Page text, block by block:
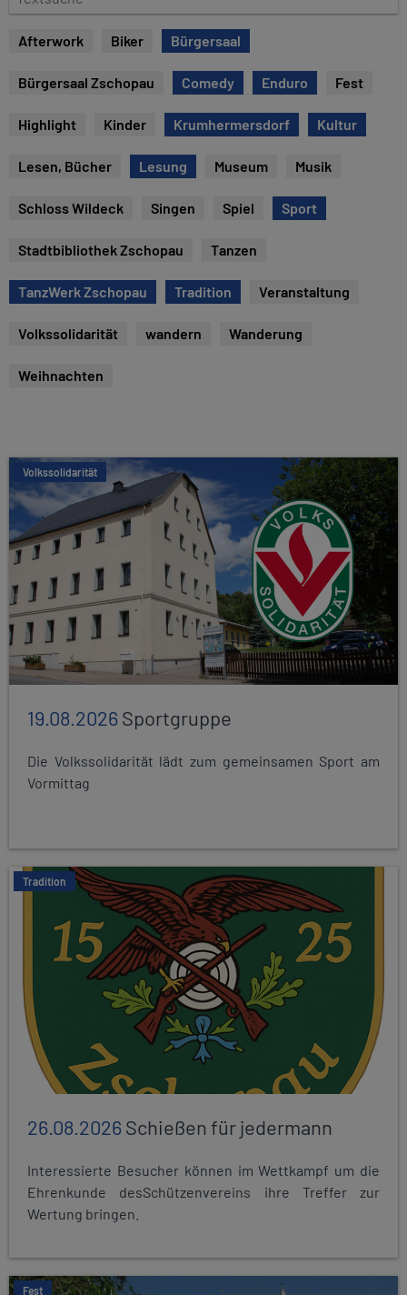
e
Afterwork Biker Bürgersaal
Bürgersaal Zschopau Comedy Enduro Fest
Highlight Kinder Krumhermersdorf Kultur
Lesen, Bücher Lesung Museum Musik
Schloss Wildeck Singen Spiel Sport
Stadtbibliothek Zschopau Tanzen
TanzWerk Zschopau Tradition Veranstaltung
Volkssolidarität wandern Wanderung
Weihnachten
Volkssolidarität
19.08.2026Sportgruppe
Die Volkssolidarität lädt zum gemeinsamen Sport am
Vormittag
Tradition
26.08.2026Schießen für jedermann
Interessierte Besucher können im Wettkampf um die
Ehrenkunde desSchützenvereins ihre Treffer zur
Wertung bringen.
Fest